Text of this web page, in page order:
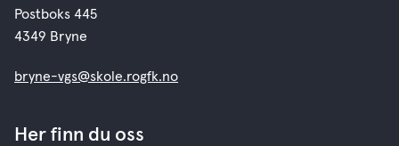
Postboks 445
4349 Bryne
bryne-vgs@skole.rogfk.no
Her finn du oss